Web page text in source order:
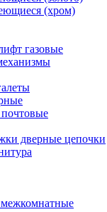
(хром)
газовые
дверные цепочки